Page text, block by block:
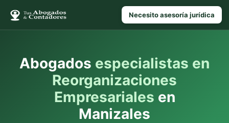
Necesito asesoría jurídica
Abogados especialistas en
Reorganizaciones
Empresariales en
Manizales